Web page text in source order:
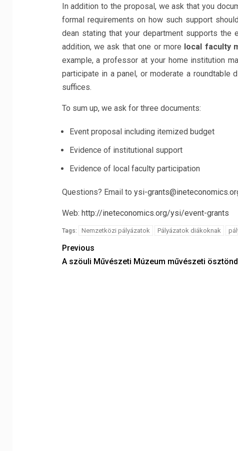
In addition to the proposal, we ask that you
formal requirements on how such support
dean stating that your department supports
addition, we ask that one or more local faculty
example, a professor at your home institution
participate in a panel, or moderate a roundtable
suffices.
To sum up, we ask for three documents:
Event proposal including itemized budget
Evidence of institutional support
Evidence of local faculty participation
Questions? Email to ysi-
Web: http://ineteconomics.org/ysi/event-grants
Tags: Nemzetközi pályázatok Pályázatok diákoknak
Previous
A szöuli Művészeti Múzeum művészeti